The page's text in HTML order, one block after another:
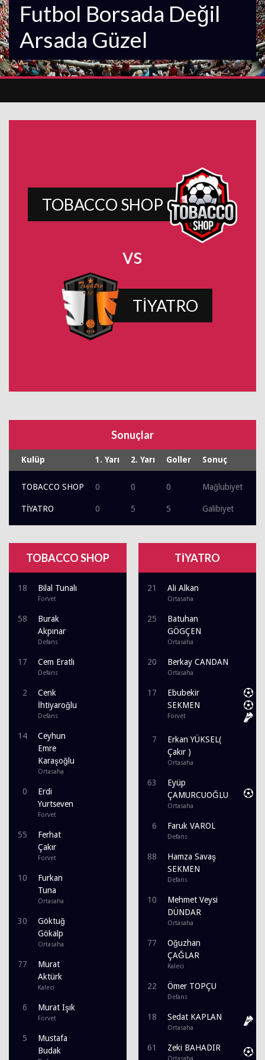
Futbol Borsada Değil
Arsada Güzel
TOBACCO SHOP
vs
TİYATRO
Sonuçlar
Kulüp 1. Yarı 2. Yarı Goller Sonuç
TOBACCO SHOP 0 0 0 Mağlubiyet
TİYATRO 0 5 5 Galibiyet
TOBACCO SHOP
18 Bilal Tunalı
Forvet
58
Burak
Akpınar
Defans
17 Cem Eratlı
Defans
2
Cenk
İhtiyaroğlu
Defans
14
Ceyhun
Emre
Karaşoğlu
Ortasaha
0
Erdi
Yurtseven
Forvet
55
Ferhat
Çakır
Forvet
10
Furkan
Tuna
Ortasaha
30
Göktuğ
Gökalp
Ortasaha
77
Murat
Aktürk
Kaleci
6 Murat Işık
Forvet
5
Mustafa
Budak
TİYATRO
21 Ali Alkan
Ortasaha
25
Batuhan
GÖGÇEN
Ortasaha
20 Berkay CANDAN
Ortasaha
17
Ebubekir
SEKMEN
Forvet
7
Erkan YÜKSEL(
Çakır )
Ortasaha
63
Eyüp
ÇAMURCUOĞLU
Ortasaha
6 Faruk VAROL
Defans
88
Hamza Savaş
SEKMEN
Defans
10
Mehmet Veysi
DÜNDAR
Ortasaha
77
Oğuzhan
ÇAĞLAR
Kaleci
22 Ömer TOPÇU
Defans
18 Sedat KAPLAN
Ortasaha
61 Zeki BAHADIR
Ortasaha